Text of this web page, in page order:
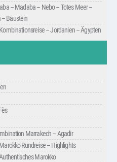
– Madaba – Nebo – Totes Meer –
– Baustein
– Jordanien – Ägypten
Marrakech – Agadir
Rundreise – Highlights
Marokko